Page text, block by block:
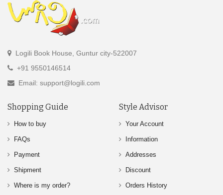
Logili Book House, Guntur city-522007
+91 9550146514
Email: support@logili.com
Shopping Guide
How to buy
FAQs
Payment
Shipment
Where is my order?
Style Advisor
Your Account
Information
Addresses
Discount
Orders History